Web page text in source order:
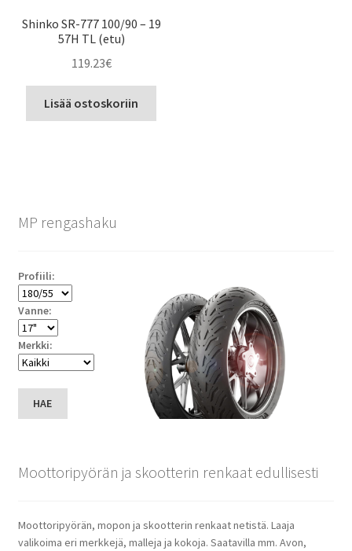
Shinko SR-777 100/90 – 19
57H TL (etu)
119.23€
Lisää ostoskoriin
MP rengashaku
Profiili:
Vanne:
Merkki:
HAE
Moottoripyörän ja skootterin renkaat edullisesti
Moottoripyörän, mopon ja skootterin renkaat netistä. Laaja
valikoima eri merkkejä, malleja ja kokoja. Saatavilla mm. Avon,